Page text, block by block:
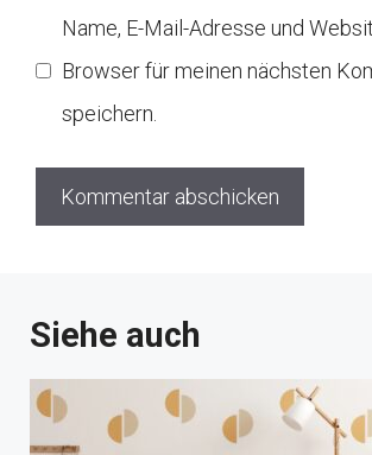
Name, E-Mail-Adresse und
Browser für meinen nächsten
speichern.
Siehe auch